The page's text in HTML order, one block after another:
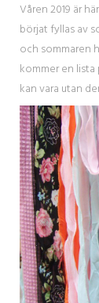
Våren 2019 är
börjat fyllas av
och sommaren
kommer en
kan vara utan